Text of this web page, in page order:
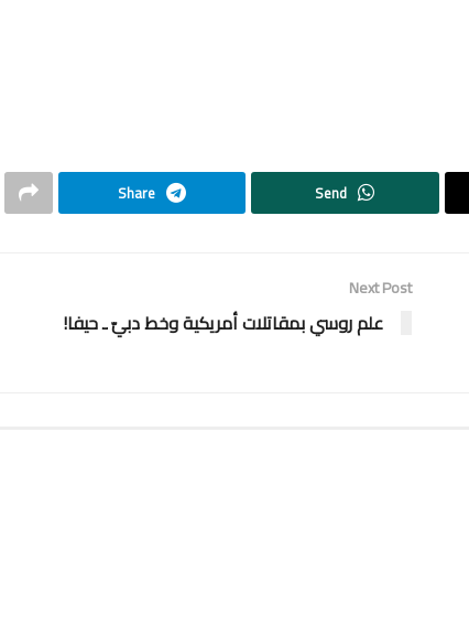
Send
Share
Next Post
علم روسي بمقاتلات أمريكية وخط دبيّ ـ حيفا!